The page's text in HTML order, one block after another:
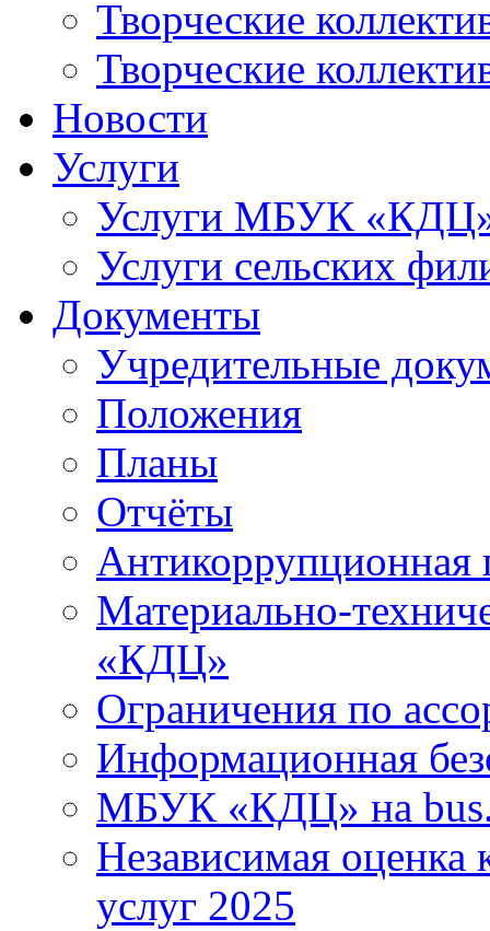
Творческие
Творческие
Новости
Услуги
Услуги МБУК
Услуги сельских
Документы
Учредительные
Положения
Планы
Отчёты
Антикоррупционная
Материально-
«КДЦ»
Ограничения по
Информационная
МБУК «КДЦ» на
Независимая оценка
услуг 2025